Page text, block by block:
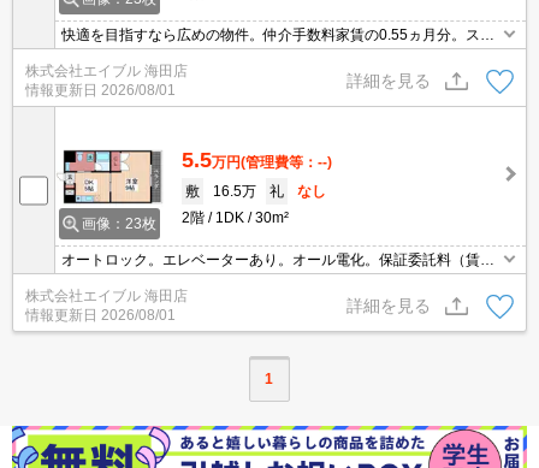
快適を目指すなら広めの物件。仲介手数料家賃の0.55ヵ月分。スー
株式会社エイブル 海田店
情報更新日 2026/08/01
詳細を見る
画像：23枚
5.5万円(管理費等：--)
敷
16.5万 礼
なし
2階
1DK 30m²
オートロック。エレベーターあり。オール電化。保証委託料（賃料
株式会社エイブル 海田店
情報更新日 2026/08/01
詳細を見る
1